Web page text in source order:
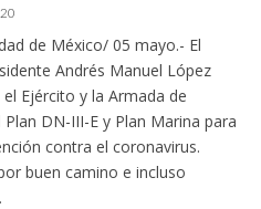
de México/ 05 mayo.- El
Andrés Manuel López
Ejército y la Armada de
DN-III-E y Plan Marina para
contra el coronavirus.
buen camino e incluso